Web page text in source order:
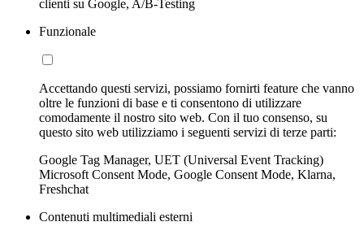
clienti su Google, A/B-Testing
Funzionale
Accettando questi servizi, possiamo fornirti feature che vanno
oltre le funzioni di base e ti consentono di utilizzare
comodamente il nostro sito web. Con il tuo consenso, su
questo sito web utilizziamo i seguenti servizi di terze parti:
Google Tag Manager, UET (Universal Event Tracking)
Microsoft Consent Mode, Google Consent Mode, Klarna,
Freshchat
Contenuti multimediali esterni